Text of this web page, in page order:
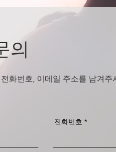
의
화번호, 이메일 주소를 남겨
전화번호